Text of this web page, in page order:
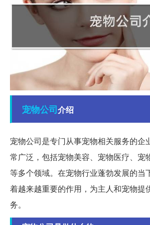
宠物公司介绍
宠物公司是专门从事宠物相关服务的企
常广泛，包括宠物美容、宠物医疗、宠
等多个领域。在宠物行业蓬勃发展的当
着越来越重要的作用，为主人和宠物提
务。